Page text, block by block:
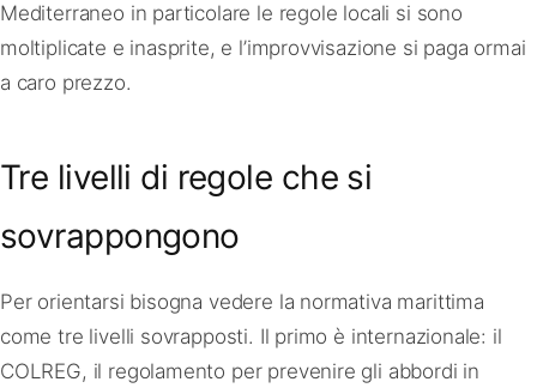
Mediterraneo in particolare le regole locali si sono
moltiplicate e inasprite, e l’improvvisazione si paga ormai
a caro prezzo.
Tre livelli di regole che si
sovrappongono
Per orientarsi bisogna vedere la normativa marittima
come tre livelli sovrapposti. Il primo è internazionale: il
COLREG, il regolamento per prevenire gli abbordi in